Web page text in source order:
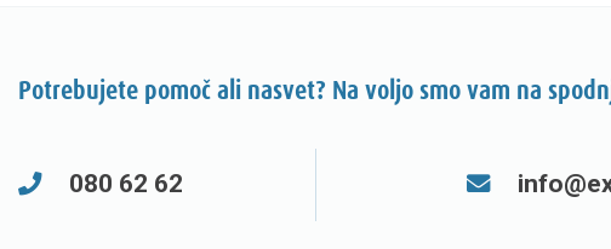
Potrebujete pomoč ali nasvet? Na voljo smo vam na
080 62 62